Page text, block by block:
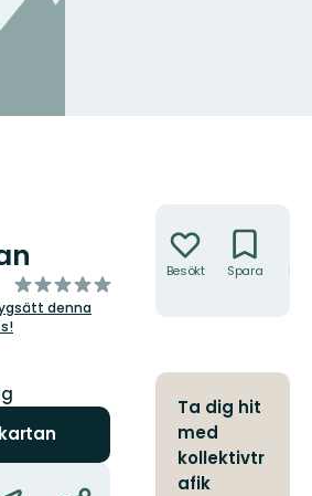
av
5
stjärnor
denna
Besökt Spara
Ta dig hit
med
kollektivtr
afik